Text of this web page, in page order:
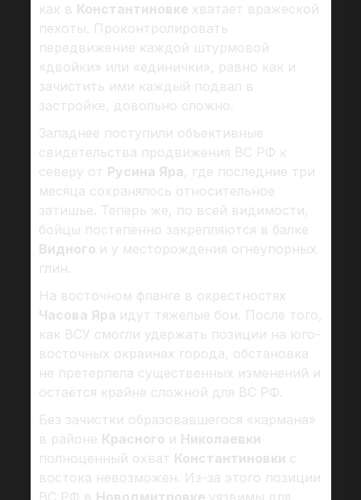
как в Константиновке хватает вражеской
пехоты. Проконтролировать
передвижение каждой штурмовой
«двойки» или «единички», равно как и
зачистить ими каждый подвал в
застройке, довольно сложно.
Западнее поступили объективные
свидетельства продвижения ВС РФ к
северу от Русина Яра, где последние три
месяца сохранялось относительное
затишье. Теперь же, по всей видимости,
бойцы постепенно закрепляются в балке
Видного и у месторождения огнеупорных
глин.
На восточном фланге в окрестностях
Часова Яра идут тяжелые бои. После того,
как ВСУ смогли удержать позиции на юго-
восточных окраинах города, обстановка
не претерпела существенных изменений и
остаётся крайне сложной для ВС РФ.
Без зачистки образовавшегося «кармана»
в районе Красного и Николаевки
полноценный охват Константиновки с
востока невозможен. Из-за этого позиции